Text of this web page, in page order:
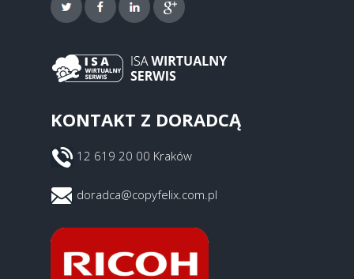
KONTAKT Z DORADCĄ
12 619 20 00 Kraków
doradca@copyfelix.com.pl